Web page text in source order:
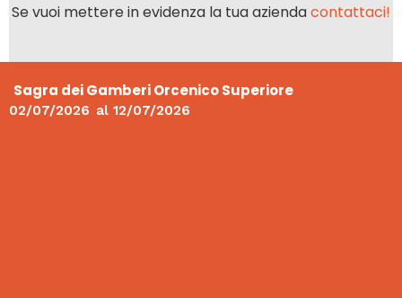
Se vuoi mettere in evidenza la tua aziendacontattaci!
Sagra dei Gamberi Orcenico Superiore
02/07/2026 al 12/07/2026